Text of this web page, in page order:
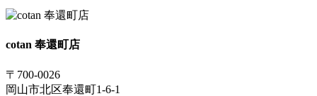
cotan 奉還町店
〒700-0026
岡山市北区奉還町1-6-1